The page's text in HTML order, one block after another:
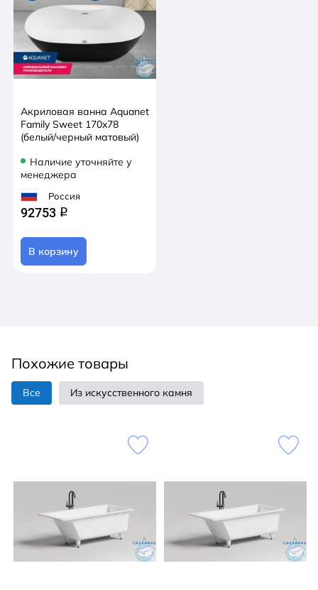
Акриловая ванна Aquanet
Family Sweet 170x78
(белый/черный матовый)
Наличие уточняйте у
менеджера
Россия
92753 q
В корзину
Похожие товары
Все Из искусственного камня